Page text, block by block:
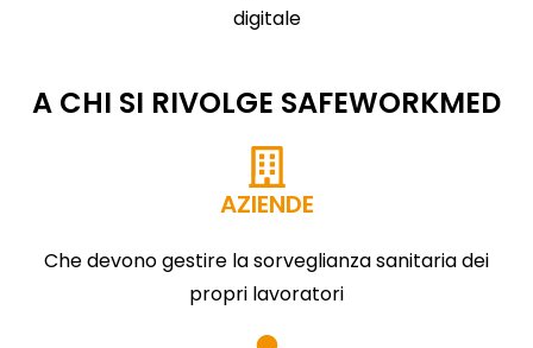
digitale
A CHI SI RIVOLGE SAFEWORKMED
AZIENDE
Che devono gestire la sorveglianza sanitaria dei
propri lavoratori